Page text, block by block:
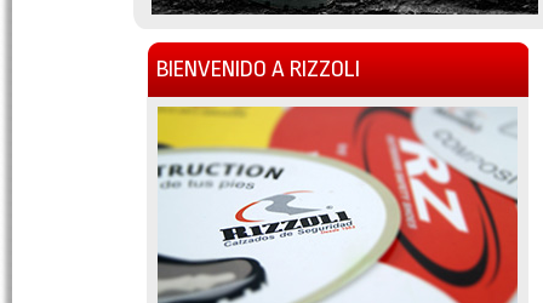
BIENVENIDO A RIZZOLI